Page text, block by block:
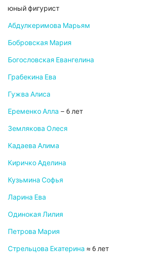
юный фигурист
Абдулкеримова Марьям
Бобровская Мария
Богословская Евангелина
Грабекина Ева
Гужва Алиса
Еременко Алла – 6 лет
Землякова Олеся
Кадаева Алима
Киричко Аделина
Кузьмина Софья
Ларина Ева
Одинокая Лилия
Петрова Мария
Стрельцова Екатерина ≈ 6 лет